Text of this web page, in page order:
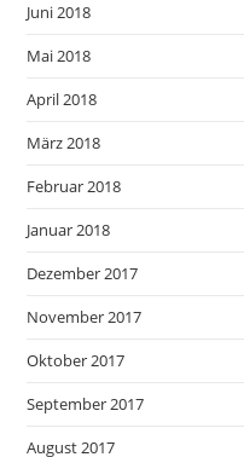
Juni 2018
Mai 2018
April 2018
März 2018
Februar 2018
Januar 2018
Dezember 2017
November 2017
Oktober 2017
September 2017
August 2017